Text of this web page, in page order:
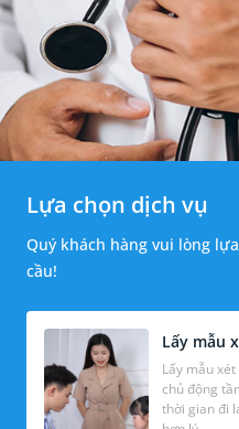
Lựa chọn dịch vụ
Quý khách hàng vui lòng
cầu!
Lấy mẫu
Lấy mẫu
chủ động
thời gian đi lại, chờ đợi kết quả với mức